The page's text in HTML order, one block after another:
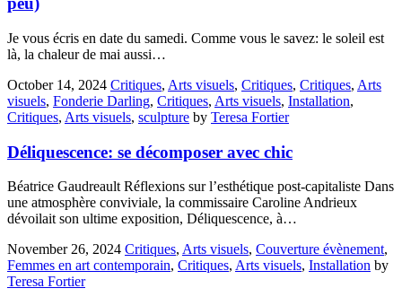
Je vous écris en date du samedi. Comme vous le savez: le soleil est
là, la chaleur de mai aussi…
October 14, 2024 Critiques, Arts visuels, Critiques, Critiques, Arts
visuels, Fonderie Darling, Critiques, Arts visuels, Installation,
Critiques, Arts visuels, sculpture by Teresa Fortier
Déliquescence: se décomposer avec chic
Béatrice Gaudreault Réflexions sur l’esthétique post-capitaliste Dans
une atmosphère conviviale, la commissaire Caroline Andrieux
dévoilait son ultime exposition, Déliquescence, à…
November 26, 2024 Critiques, Arts visuels, Couverture évènement,
Femmes en art contemporain, Critiques, Arts visuels, Installation by
Teresa Fortier